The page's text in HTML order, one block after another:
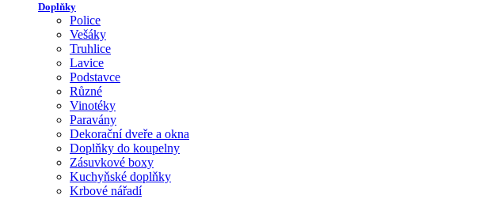
Doplňky
Police
Vešáky
Truhlice
Lavice
Podstavce
Různé
Vinotéky
Paravány
Dekorační dveře a okna
Doplňky do koupelny
Zásuvkové boxy
Kuchyňské doplňky
Krbové nářadí